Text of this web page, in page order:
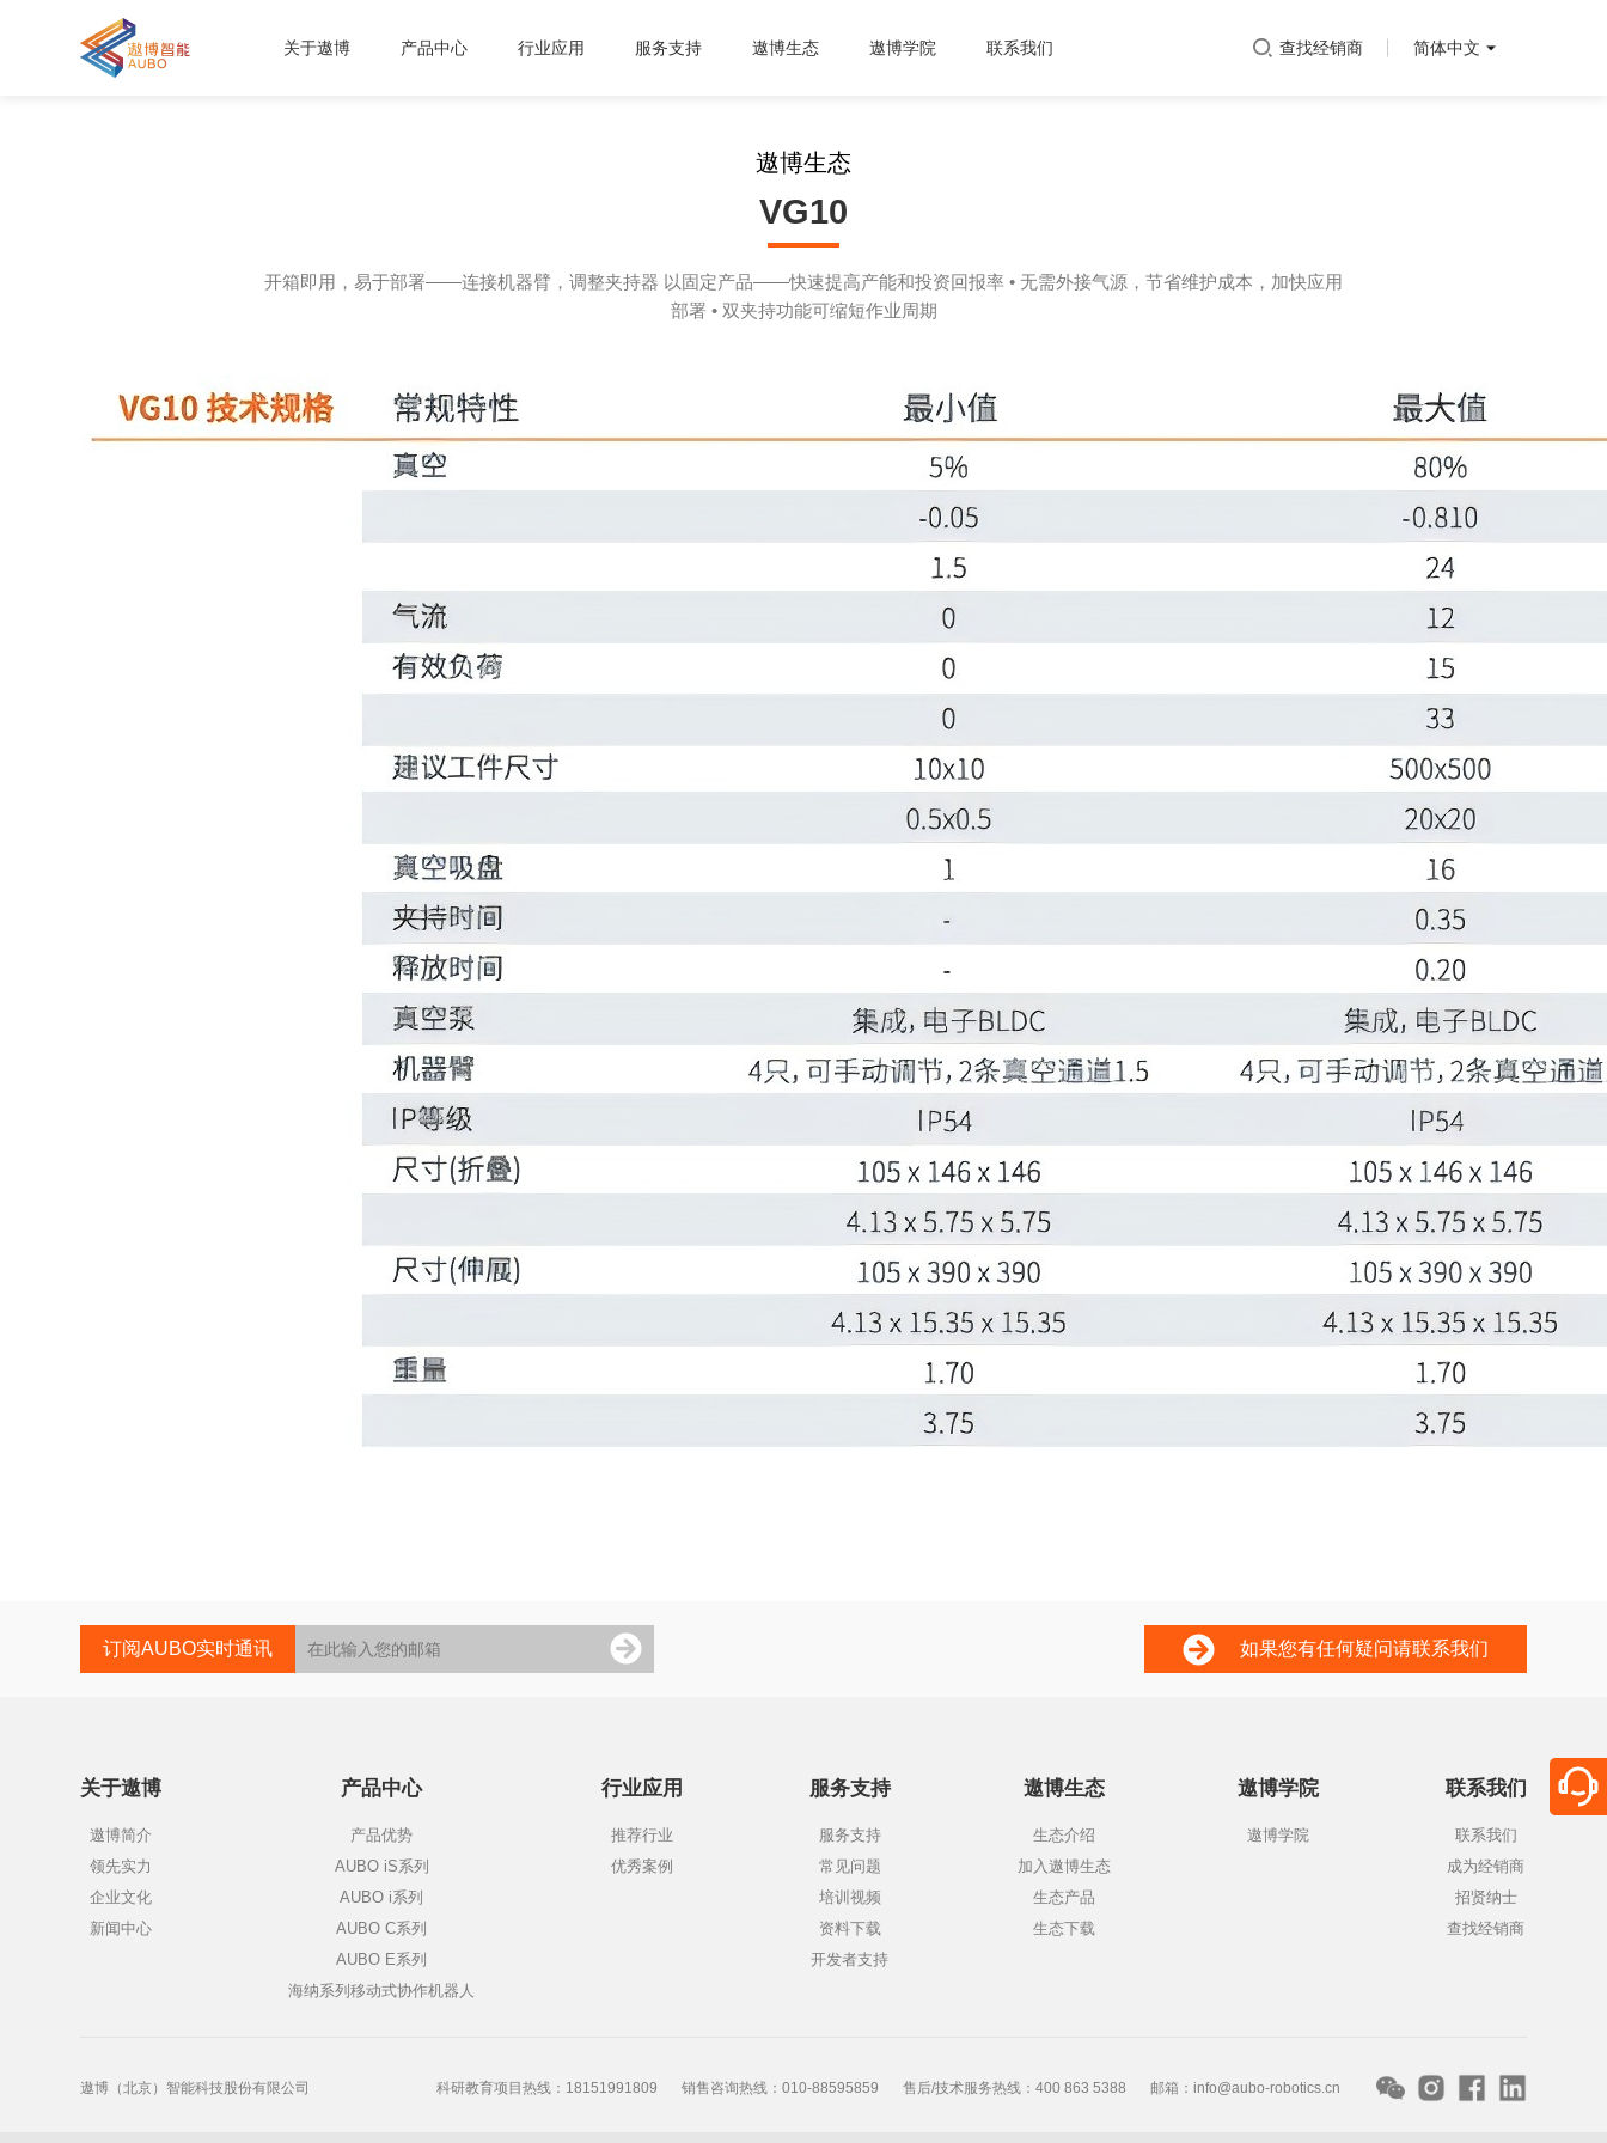
关于遨博 产品中心 行业应用 服务支持 遨博生态 遨博学院 联系我们 查找经销商 简体中文
遨博生态
VG10
开箱即用，易于部署——连接机器臂，调整夹持器 以固定产品——快速提高产能和投资回报率 • 无需外接气源，节省维护成本，加快应用
部署 • 双夹持功能可缩短作业周期
订阅AUBO实时通讯 如果您有任何疑问请联系我们
关于遨博
遨博简介
领先实力
企业文化
新闻中心
产品中心
产品优势
AUBO iS系列
AUBO i系列
AUBO C系列
AUBO E系列
海纳系列移动式协作机器人
行业应用
推荐行业
优秀案例
服务支持
服务支持
常见问题
培训视频
资料下载
开发者支持
遨博生态
生态介绍
加入遨博生态
生态产品
生态下载
遨博学院
遨博学院
联系我们
联系我们
成为经销商
招贤纳士
查找经销商
遨博（北京）智能科技股份有限公司 科研教育项目热线：18151991809 销售咨询热线：010-88595859 售后/技术服务热线：400 863 5388 邮箱：info@aubo-robotics.cn